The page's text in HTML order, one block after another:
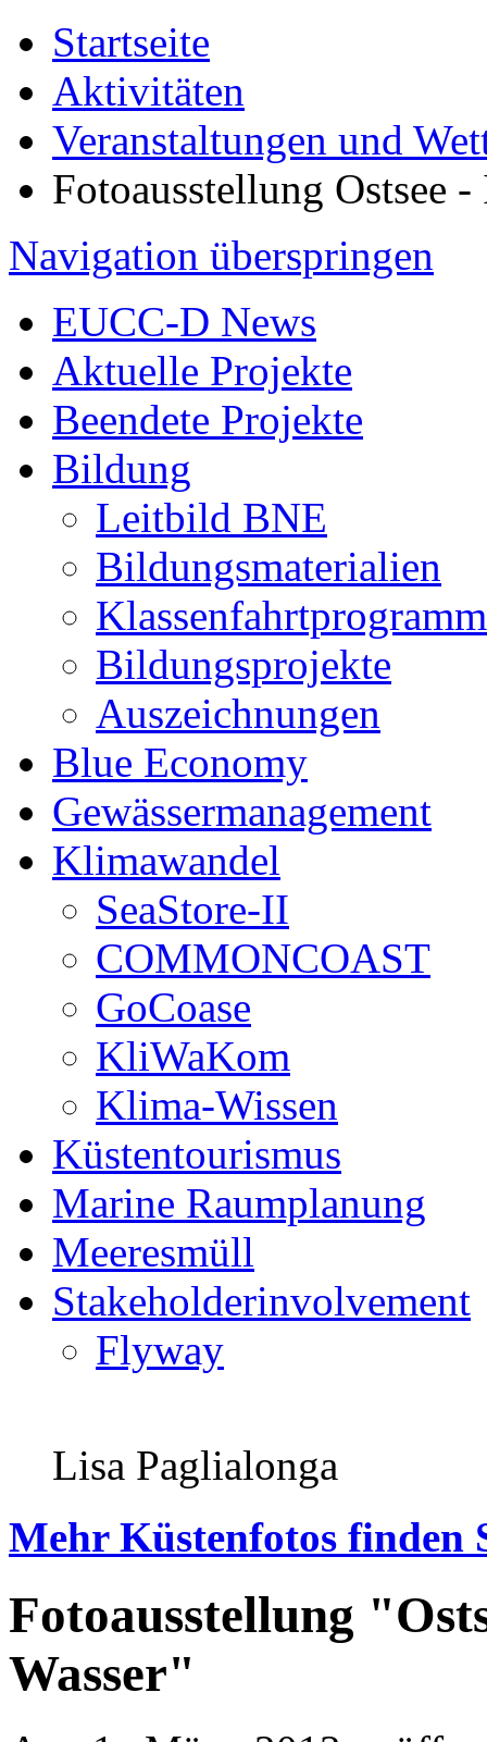
Startseite
Aktivitäten
Veranstaltungen und
Fotoausstellung Ostsee
Navigation überspringen
EUCC-D News
Aktuelle Projekte
Beendete Projekte
Bildung
Leitbild BNE
Bildungsmaterialien
Klassenfahrtprogramm
Bildungsprojekte
Auszeichnungen
Blue Economy
Gewässermanagement
Klimawandel
SeaStore-II
COMMONCOAST
GoCoase
KliWaKom
Klima-Wissen
Küstentourismus
Marine Raumplanung
Meeresmüll
Stakeholderinvolvement
Flyway
Lisa Paglialonga
Mehr Küstenfotos finden
Fotoausstellung
Wasser"